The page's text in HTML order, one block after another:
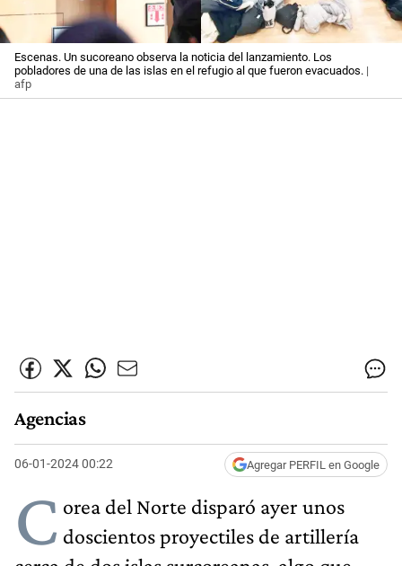
Escenas. Un sucoreano observa la noticia del lanzamiento. Los
pobladores de una de las islas en el refugio al que fueron evacuados. |
afp
Agencias
06-01-2024 00:22 Agregar PERFIL en Google
C orea del Norte disparó ayer unos
doscientos proyectiles de artillería